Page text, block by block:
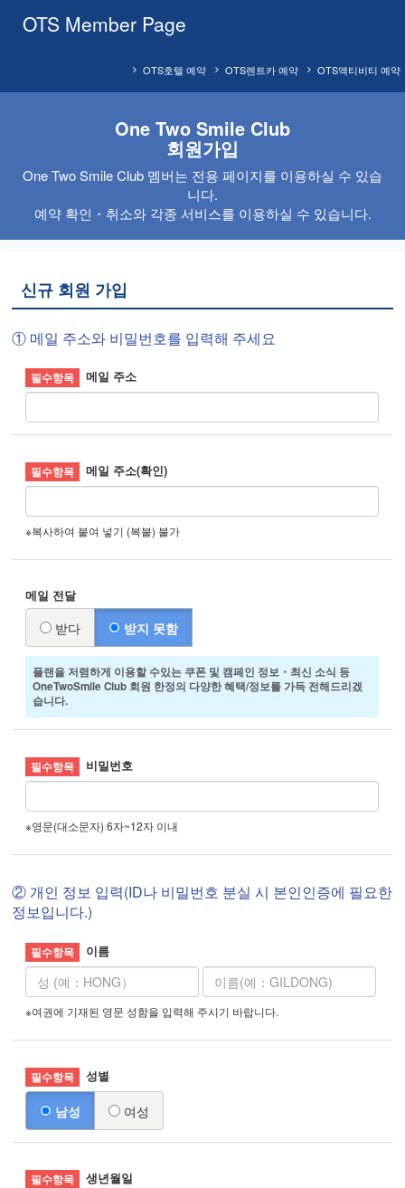
OTS Member Page
OTS액티비티 예약
OTS렌트카 예약
OTS호텔 예약
One Two Smile Club
회원가입
One Two Smile Club 멤버는 전용 페이지를 이용하실 수 있습
니다.
예약 확인・취소와 각종 서비스를 이용하실 수 있습니다.
신규 회원 가입
① 메일 주소와 비밀번호를 입력해 주세요
메일 주소
메일 주소(확인)
※복사하여 붙여 넣기 (복붙) 불가
메일 전달
받다 받지 못함
플랜을 저렴하게 이용할 수있는 쿠폰 및 캠페인 정보・최신 소식 등
OneTwoSmile Club 회원 한정의 다양한 혜택/정보를 가득 전해드리겠
습니다.
비밀번호
※영문(대소문자) 6자~12자 이내
② 개인 정보 입력(ID나 비밀번호 분실 시 본인인증에 필요한
정보입니다.)
이름
※여권에 기재된 영문 성함을 입력해 주시기 바랍니다.
성별
남성 여성
생년월일